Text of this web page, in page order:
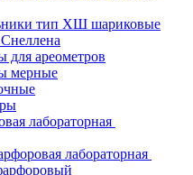
тип ХШ шариковые
для ареометров
мерные
лабораторная
лабораторная